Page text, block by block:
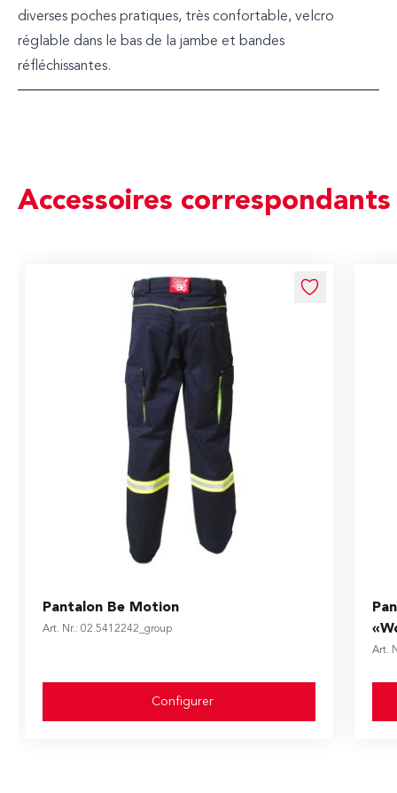
diverses poches pratiques, très confortable, velcro
réglable dans le bas de la jambe et bandes
réfléchissantes.
Accessoires correspondants
Pantalon Be Motion
Art. Nr.: 02.5412242_group
The price depends on the options chosen on the
Configurer
Art.